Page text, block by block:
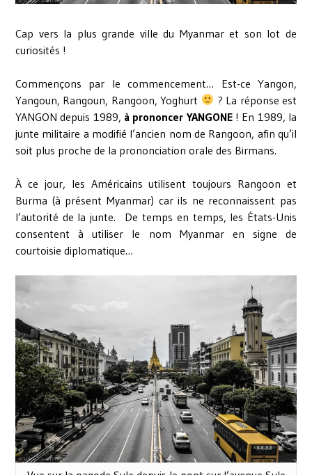
Cap vers la plus grande ville du Myanmar et son lot de
curiosités !
Commençons par le commencement… Est-ce Yangon,
Yangoun, Rangoun, Rangoon, Yoghurt
? La réponse est
YANGON depuis 1989, à prononcer YANGONE! En 1989, la
junte militaire a modifié l’ancien nom de Rangoon, afin qu’il
soit plus proche de la prononciation orale des Birmans.
À ce jour, les Américains utilisent toujours Rangoon et
Burma (à présent Myanmar) car ils ne reconnaissent pas
l’autorité de la junte. De temps en temps, les États-Unis
consentent à utiliser le nom Myanmar en signe de
courtoisie diplomatique…